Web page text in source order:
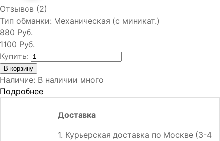
Отзывов (2)
Тип обманки: Механическая (с миникат.)
880 Руб.
1100 Руб.
Купить:
Наличие: В наличии много
Подробнее
Доставка
1. Курьерская доставка по Москве (3-4